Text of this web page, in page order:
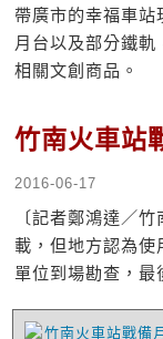
帶廣市的幸福車
月台以及部分鐵
相關文創商品。
竹南火車站
2016-06-17
〔記者鄭鴻達／
載，但地方認為使
單位到場勘查，